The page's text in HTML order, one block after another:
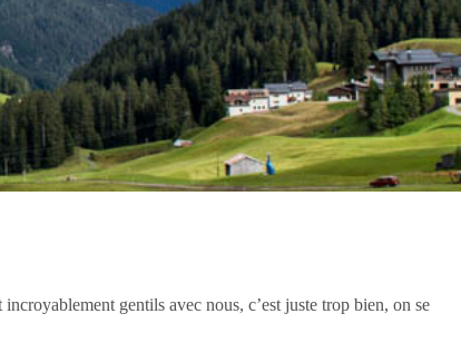
gentils avec nous, c’est juste trop bien, on se